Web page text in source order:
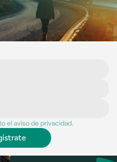
el aviso de privacidad.